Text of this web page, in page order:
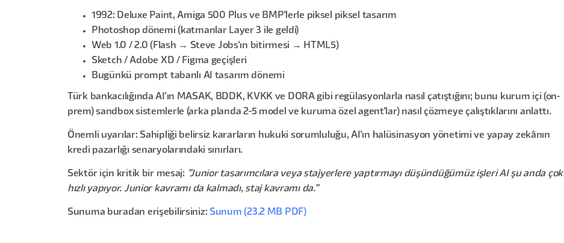
1992: Deluxe Paint, Amiga 500 Plus ve BMP'lerle piksel piksel tasarım
Photoshop dönemi (katmanlar Layer 3 ile geldi)
Web 1.0 / 2.0 (Flash → Steve Jobs'ın bitirmesi → HTML5)
Sketch / Adobe XD / Figma geçişleri
Bugünkü prompt tabanlı AI tasarım dönemi
Türk bankacılığında AI'ın MASAK, BDDK, KVKK ve DORA gibi regülasyonlarla nasıl çatıştığını; bunu kurum içi (on-
prem) sandbox sistemlerle (arka planda 2-5 model ve kuruma özel agent'lar) nasıl çözmeye çalıştıklarını anlattı.
Önemli uyarılar: Sahipliği belirsiz kararların hukuki sorumluluğu, AI'ın halüsinasyon yönetimi ve yapay zekânın
kredi pazarlığı senaryolarındaki sınırları.
Sektör için kritik bir mesaj: "Junior tasarımcılara veya stajyerlere yaptırmayı düşündüğümüz işleri AI şu anda çok
hızlı yapıyor. Junior kavramı da kalmadı, staj kavramı da."
Sunuma buradan erişebilirsiniz: Sunum (23.2 MB PDF)